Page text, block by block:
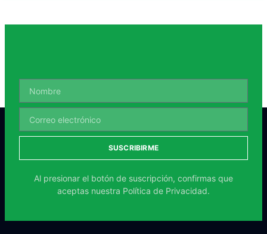
SUSCRIBIRME
Al presionar el botón de suscripción, confirmas que
aceptas nuestra Política de Privacidad.